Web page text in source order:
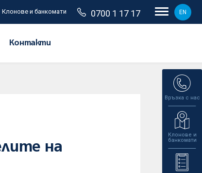
Клонове и банкомати 0700 1 17 17 EN
Контакти
Връзка с нас
Клонове и
банкомати
на